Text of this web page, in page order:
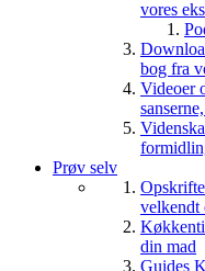
vores
bog fra
Videoer
Prøv selv
velkendt
din mad
Guides